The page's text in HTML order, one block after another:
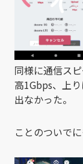
同様に通信ス
高1Gbps、上
出なかった。
ことのついで